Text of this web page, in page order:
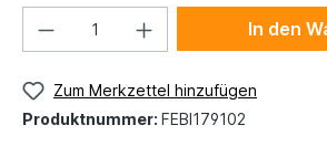
In den
Zum Merkzettel hinzufügen
Produktnummer: FEBI179102